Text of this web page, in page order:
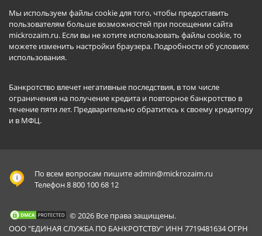
Мы используем файлы cookie для того, чтобы предоставить
пользователям больше возможностей при посещении сайта
mickrozaim.ru. Если вы не хотите использовать файлы cookie, то
можете изменить настройки браузера. Подробности об условиях
использования.
Банкротство влечет негативные последствия, в том числе
ограничения на получение кредита и повторное банкротство в
течение пяти лет. Предварительно обратитесь к своему кредитору
и в МФЦ.
По всем вопросам пишитеadmin@mickrozaim.ru
Телефон 8 800 100 68 12
© 2026 Все права защищены.
ООО "ЕДИНАЯ СЛУЖБА ПО БАНКРОТСТВУ" ИНН 7719481634 ОГРН